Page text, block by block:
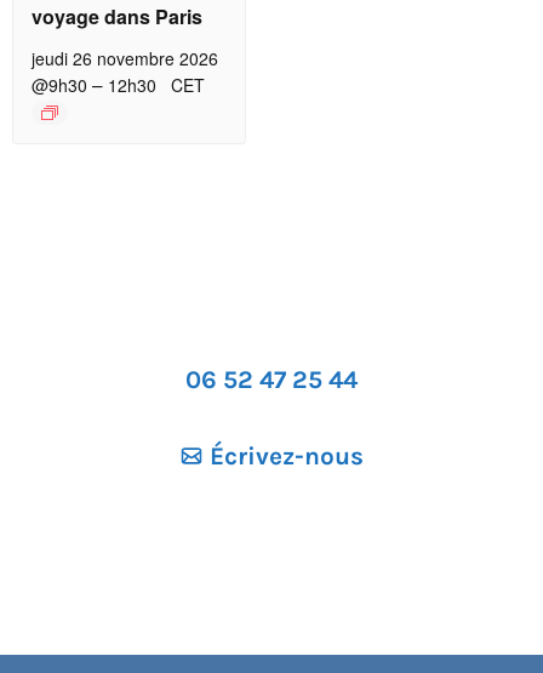
voyage dans Paris
jeudi 26 novembre 2026
@9h30 – 12h30 CET
06 52 47 25 44
Écrivez-nous